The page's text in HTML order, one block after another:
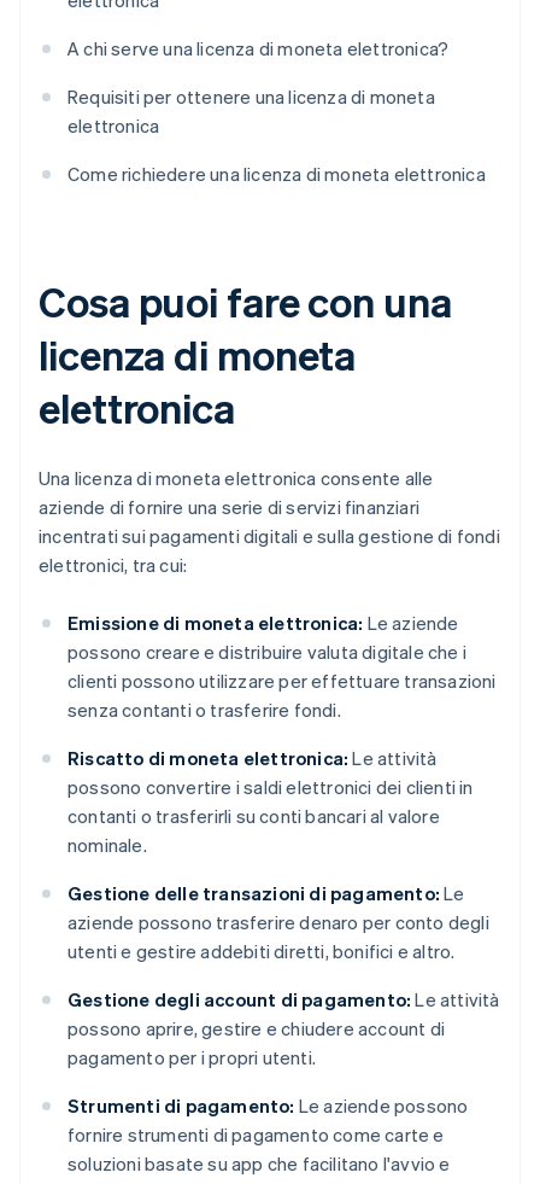
A chi serve una licenza di moneta elettronica?
Requisiti per ottenere una licenza di moneta
elettronica
Come richiedere una licenza di moneta elettronica
Cosa puoi fare con una
licenza di moneta
elettronica
Una licenza di moneta elettronica consente alle
aziende di fornire una serie di servizi finanziari
incentrati sui pagamenti digitali e sulla gestione di fondi
elettronici, tra cui:
Emissione di moneta elettronica: Le aziende
possono creare e distribuire valuta digitale che i
clienti possono utilizzare per effettuare transazioni
senza contanti o trasferire fondi.
Riscatto di moneta elettronica: Le attività
possono convertire i saldi elettronici dei clienti in
contanti o trasferirli su conti bancari al valore
nominale.
Gestione delle transazioni di pagamento: Le
aziende possono trasferire denaro per conto degli
utenti e gestire addebiti diretti, bonifici e altro.
Gestione degli account di pagamento: Le attività
possono aprire, gestire e chiudere account di
pagamento per i propri utenti.
Strumenti di pagamento: Le aziende possono
fornire strumenti di pagamento come carte e
soluzioni basate su app che facilitano l'avvio e